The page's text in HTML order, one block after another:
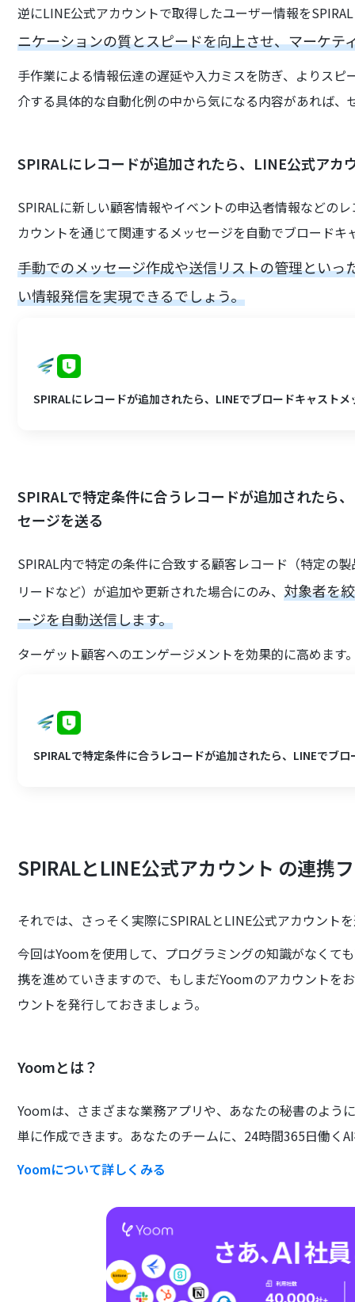
逆にLINE公式アカウントで取得したユーザー情報を
ニケーションの質とスピードを向上させ、マーケテ
手作業による情報伝達の遅延や入力ミスを防ぎ、よりス
介する具体的な自動化例の中から気になる内容があれば
SPIRALにレコードが追加されたら、LINE公式アカ
SPIRALに新しい顧客情報やイベントの申込者情報などの
カウントを通じて関連するメッセージを自動でブロードキ
手動でのメッセージ作成や送信リストの管理とい
い情報発信を実現できるでしょう。
SPIRALにレコードが追加されたら、LINEでブロードキャスト
SPIRALで特定条件に合うレコードが追加されたら
セージを送る
SPIRAL内で特定の条件に合致する顧客レコード（特定の
リードなど）が追加や更新された場合にのみ、対象者を
ージを自動送信します。
ターゲット顧客へのエンゲージメントを効果的に高めます
SPIRALで特定条件に合うレコードが追加されたら、LINEでブ
SPIRALとLINE公式アカウント の連携
それでは、さっそく実際にSPIRALとLINE公式アカウント
今回はYoomを使用して、プログラミングの知識がなくて
携を進めていきますので、もしまだYoomのアカウントを
ウントを発行しておきましょう。
Yoomとは？
Yoomは、さまざまな業務アプリや、あなたの秘書のよう
単に作成できます。あなたのチームに、24時間365日働く
Yoomについて詳しくみる